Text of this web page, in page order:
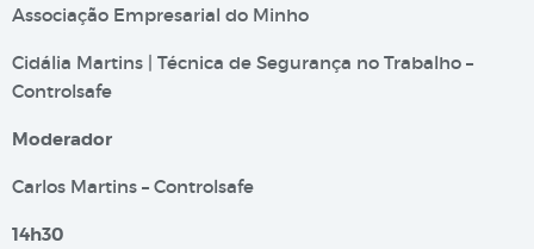
Associação Empresarial do Minho
Cidália Martins | Técnica de Segurança no Trabalho –
Controlsafe
Moderador
Carlos Martins – Controlsafe
14h30